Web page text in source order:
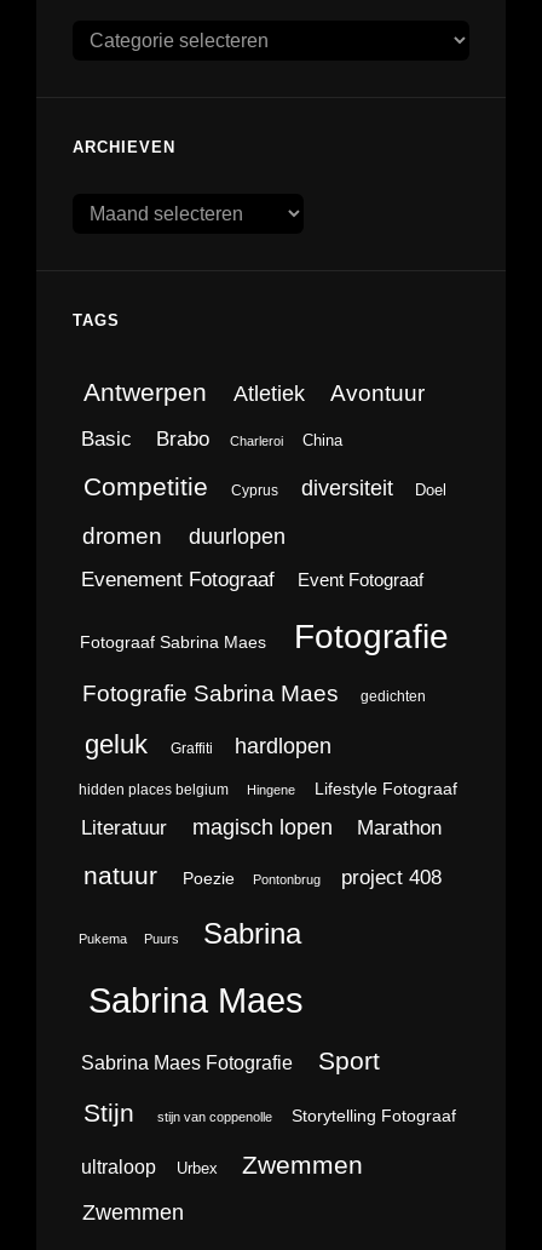
Categorieën
ARCHIEVEN
Archieven
TAGS
Antwerpen Atletiek Avontuur
Basic Brabo Charleroi China
Competitie Cyprus diversiteit Doel
dromen duurlopen
Evenement Fotograaf Event Fotograaf
Fotograaf Sabrina Maes Fotografie
Fotografie Sabrina Maes gedichten
geluk Graffiti hardlopen
hidden places belgium Hingene Lifestyle Fotograaf
Literatuur magisch lopen Marathon
natuur Poezie Pontonbrug project 408
Pukema Puurs Sabrina
Sabrina Maes
Sabrina Maes Fotografie Sport
Stijn stijn van coppenolle Storytelling Fotograaf
ultraloop Urbex Zwemmen
Zwemmen